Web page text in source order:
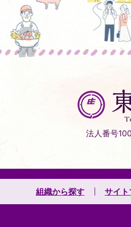
東
庄
町
Tonosho
Town
法人番号
組織から探す サイ